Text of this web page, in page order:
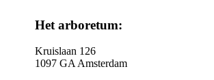
Het arboretum:
Kruislaan 126
1097 GA Amsterdam